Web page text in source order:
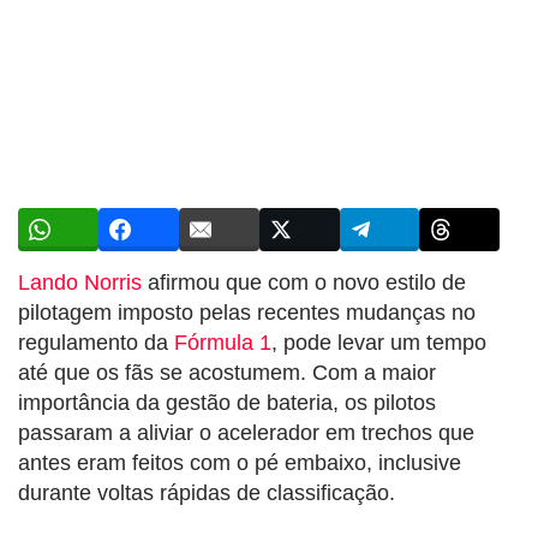
Lando Norris afirmou que com o novo estilo de
pilotagem imposto pelas recentes mudanças no
regulamento da Fórmula 1, pode levar um tempo
até que os fãs se acostumem. Com a maior
importância da gestão de bateria, os pilotos
passaram a aliviar o acelerador em trechos que
antes eram feitos com o pé embaixo, inclusive
durante voltas rápidas de classificação.